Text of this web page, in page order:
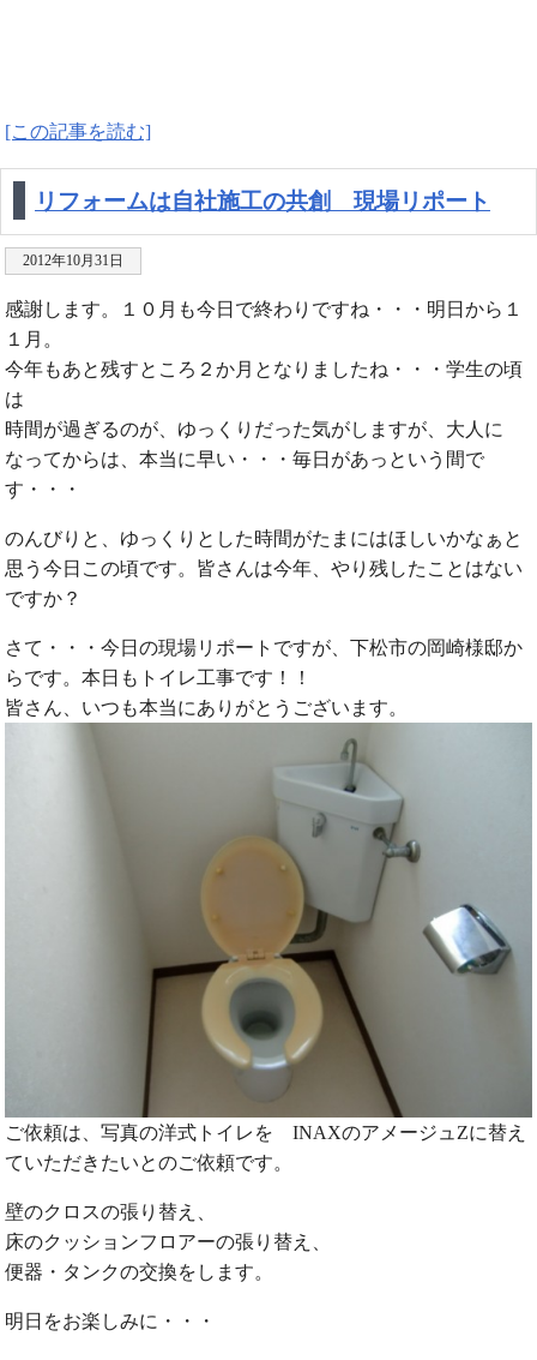
[この記事を読む]
リフォームは自社施工の共創 現場リポート
2012年10月31日
感謝します。１０月も今日で終わりですね・・・明日から１
１月。
今年もあと残すところ２か月となりましたね・・・学生の頃
は
時間が過ぎるのが、ゆっくりだった気がしますが、大人に
なってからは、本当に早い・・・毎日があっという間で
す・・・
のんびりと、ゆっくりとした時間がたまにはほしいかなぁと
思う今日この頃です。皆さんは今年、やり残したことはない
ですか？
さて・・・今日の現場リポートですが、下松市の岡崎様邸か
らです。本日もトイレ工事です！！
皆さん、いつも本当にありがとうございます。
ご依頼は、写真の洋式トイレを INAXのアメージュZに替え
ていただきたいとのご依頼です。
壁のクロスの張り替え、
床のクッションフロアーの張り替え、
便器・タンクの交換をします。
明日をお楽しみに・・・